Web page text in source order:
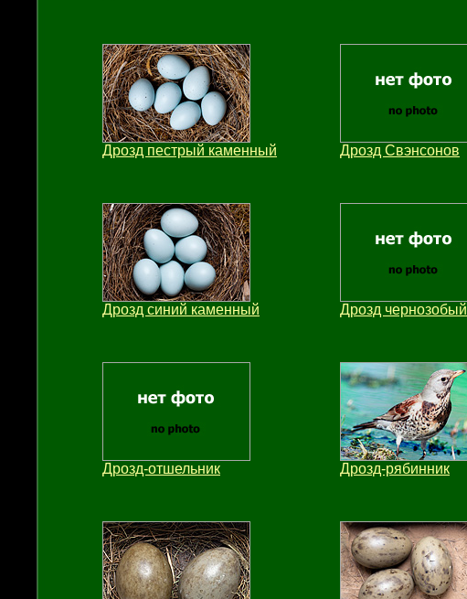
Дрозд пестрый каменный Дрозд Свэнсонов
Дрозд синий каменный Дрозд чернозобый
Дрозд-отшельник Дрозд-рябинник